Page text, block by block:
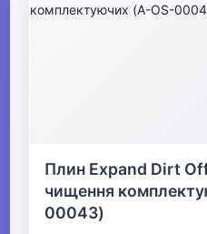
Плин Expand Dirt
чищення
00043)